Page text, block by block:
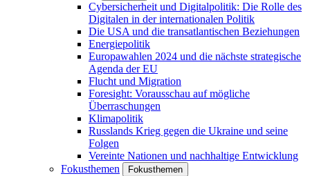
Cybersicherheit und Digitalpolitik: Die Rolle des
Digitalen in der internationalen Politik
Die USA und die transatlantischen Beziehungen
Energiepolitik
Europawahlen 2024 und die nächste strategische
Agenda der EU
Flucht und Migration
Foresight: Vorausschau auf mögliche
Überraschungen
Klimapolitik
Russlands Krieg gegen die Ukraine und seine
Folgen
Vereinte Nationen und nachhaltige Entwicklung
Fokusthemen
Fokusthemen